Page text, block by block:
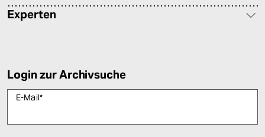
Experten
Login zur Archivsuche
E-Mail*